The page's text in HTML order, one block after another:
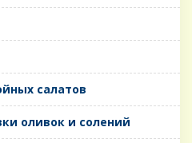
салатов
оливок и солений